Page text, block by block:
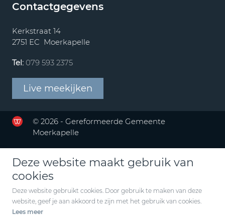
Contactgegevens
Kerkstraat 14
2751 EC Moerkapelle
Tel: 079 593 2375
Live meekijken
© 2026 - Gereformeerde Gemeente
Moerkapelle
Deze website maakt gebruik van
cookies
Deze website gebruikt cookies. Door gebruik te maken van deze
website, geef je aan akkoord te zijn met het gebruik van cookies.
Lees meer